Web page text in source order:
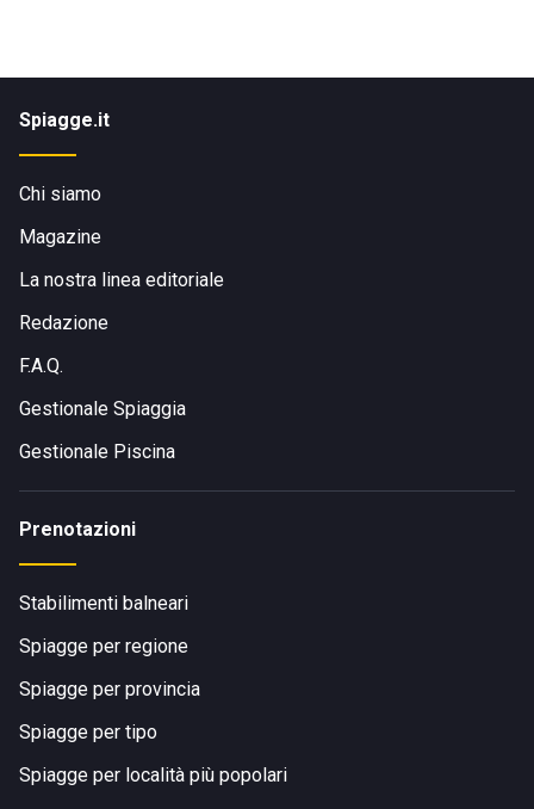
Spiagge.it
Chi siamo
Magazine
La nostra linea editoriale
Redazione
F.A.Q.
Gestionale Spiaggia
Gestionale Piscina
Prenotazioni
Stabilimenti balneari
Spiagge per regione
Spiagge per provincia
Spiagge per tipo
Spiagge per località più popolari